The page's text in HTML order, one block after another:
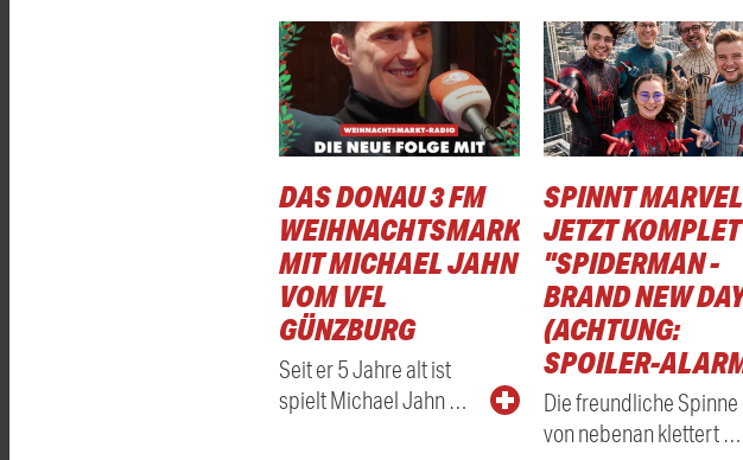
DAS DONAU 3 FM
WEIHNACHTSMARKTRADIO
MIT MICHAEL JAHN
VOM VFL
GÜNZBURG
Seit er 5 Jahre alt ist
spielt Michael Jahn …
SPINNT MARVEL
JETZT
"SPIDERMAN -
BRAND NEW
(ACHTUNG:
SPOILER-
Die freundliche Spinne
von nebenan klettert …